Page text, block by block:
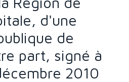
d'une
de
part, signé à
2010